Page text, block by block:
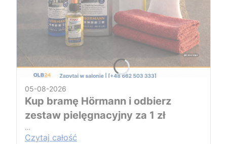
05-08-2026
Kup bramę Hörmann i odbierz
zestaw pielęgnacyjny za 1 zł
…
Czytaj całość